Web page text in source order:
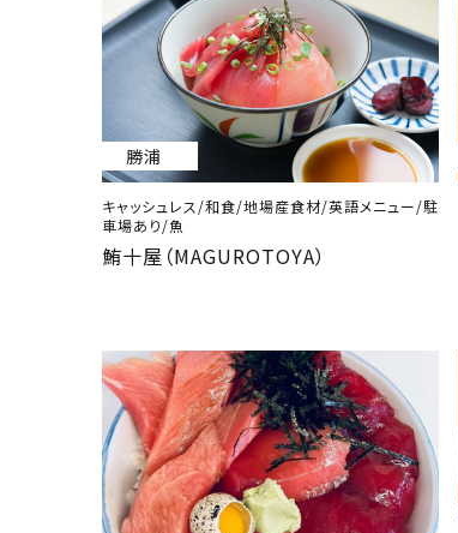
勝浦
キャッシュレス/和食/地場産食材/英語メニュー/駐
車場あり/魚
鮪十屋（MAGUROTOYA）